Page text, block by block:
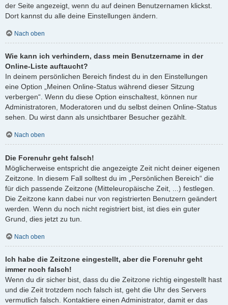
der Seite angezeigt, wenn du auf deinen Benutzernamen klickst.
Dort kannst du alle deine Einstellungen ändern.
Nach oben
Wie kann ich verhindern, dass mein Benutzername in der
Online-Liste auftaucht?
In deinem persönlichen Bereich findest du in den Einstellungen
eine Option „Meinen Online-Status während dieser Sitzung
verbergen“. Wenn du diese Option einschaltest, können nur
Administratoren, Moderatoren und du selbst deinen Online-Status
sehen. Du wirst dann als unsichtbarer Besucher gezählt.
Nach oben
Die Forenuhr geht falsch!
Möglicherweise entspricht die angezeigte Zeit nicht deiner eigenen
Zeitzone. In diesem Fall solltest du im „Persönlichen Bereich“ die
für dich passende Zeitzone (Mitteleuropäische Zeit, ...) festlegen.
Die Zeitzone kann dabei nur von registrierten Benutzern geändert
werden. Wenn du noch nicht registriert bist, ist dies ein guter
Grund, dies jetzt zu tun.
Nach oben
Ich habe die Zeitzone eingestellt, aber die Forenuhr geht
immer noch falsch!
Wenn du dir sicher bist, dass du die Zeitzone richtig eingestellt hast
und die Zeit trotzdem noch falsch ist, geht die Uhr des Servers
vermutlich falsch. Kontaktiere einen Administrator, damit er das